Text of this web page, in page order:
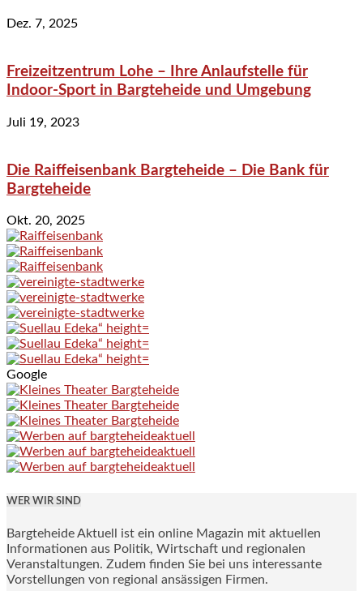
Dez. 7, 2025
Freizeitzentrum Lohe – Ihre Anlaufstelle für
Indoor-Sport in Bargteheide und Umgebung
Juli 19, 2023
Die Raiffeisenbank Bargteheide – Die Bank für
Bargteheide
Okt. 20, 2025
Google
WER WIR SIND
Bargteheide Aktuell ist ein online Magazin mit aktuellen
Informationen aus Politik, Wirtschaft und regionalen
Veranstaltungen. Zudem finden Sie bei uns interessante
Vorstellungen von regional ansässigen Firmen.